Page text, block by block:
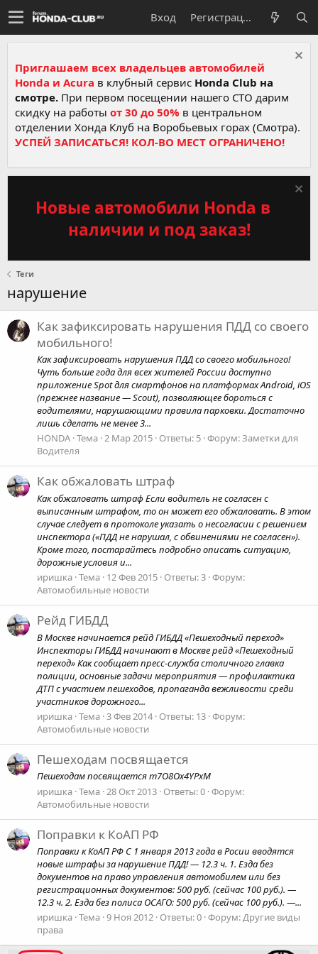
Вход Регистрация
Приглашаем всех владельцев автомобилей
Honda и Acura в клубный сервис Honda Club на
смотре. При первом посещении нашего СТО дарим
скидку на работы от 30 до 50% в центральном
отделении Хонда Клуб на Воробьевых горах (Смотра).
УСПЕЙ ЗАПИСАТЬСЯ! КОЛ-ВО МЕСТ ОГРАНИЧЕНО!
Новые автомобили Honda в
наличии и под заказ!
Теги
нарушение
Как зафиксировать нарушения ПДД со своего
мобильного!
Как зафиксировать нарушения ПДД со своего мобильного!
Чуть больше года для всех жителей России доступно
приложение Spot для смартфонов на платформах Android, iOS
(прежнее название — Scout), позволяющее бороться с
водителями, нарушающими правила парковки. Достаточно
лишь сделать не менее 3...
HONDA Тема 2 Мар 2015 Ответы: 5 Форум:Заметки для
Водителя
Как обжаловать штраф
Как обжаловать штраф Если водитель не согласен с
выписанным штрафом, то он может его обжаловать. В этом
случае следует в протоколе указать о несогласии с решением
инспектора («ПДД не нарушал, с обвинениями не согласен»).
Кроме того, постарайтесь подробно описать ситуацию,
дорожные условия и...
иришка Тема 12 Фев 2015 Ответы: 3 Форум:
Автомобильные новости
Рейд ГИБДД
В Москве начинается рейд ГИБДД «Пешеходный переход»
Инспекторы ГИБДД начинают в Москве рейд «Пешеходный
переход» Как сообщает пресс-служба столичного главка
полиции, основные задачи мероприятия — профилактика
ДТП с участием пешеходов, пропаганда вежливости среди
участников дорожного...
иришка Тема 3 Фев 2014 Ответы: 13 Форум:
Автомобильные новости
Пешеходам посвящается
Пешеходам посвящается m7O8Ox4YPxM
иришка Тема 28 Окт 2013 Ответы: 0 Форум:
Автомобильные новости
Поправки к КоАП РФ
Поправки к КоАП РФ C 1 января 2013 года в Росии вводятся
новые штрафы за нарушение ПДД! — 12.3 ч. 1. Езда без
документов на право управления автомобилем или без
регистрационных документов: 500 руб. (сейчас 100 руб.). —
12.3 ч. 2. Езда без полиса ОСАГО: 500 руб. (сейчас 100 руб.). —...
иришка Тема 9 Ноя 2012 Ответы: 0 Форум:Другие виды
права